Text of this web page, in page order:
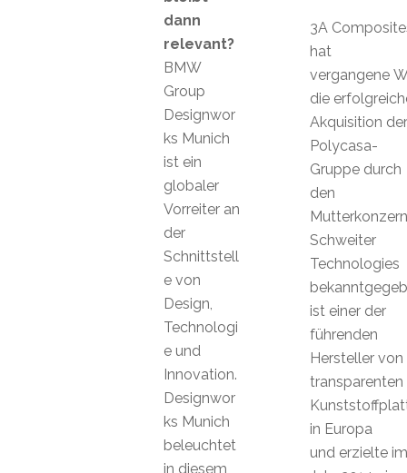
3A
hat
vergangene
die
Akquisition der
Polycasa-
Gruppe durch
den
Mutterkonzern
Schweiter
Technologies
ist einer der
führenden
Hersteller von
transparenten
in Europa
und erzielte im
dann
relevant?
BMW
Group
Designwor
ks Munich
ist ein
globaler
Vorreiter an
der
Schnittstell
e von
Design,
Technologi
e und
Innovation.
Designwor
ks Munich
beleuchtet
in diesem